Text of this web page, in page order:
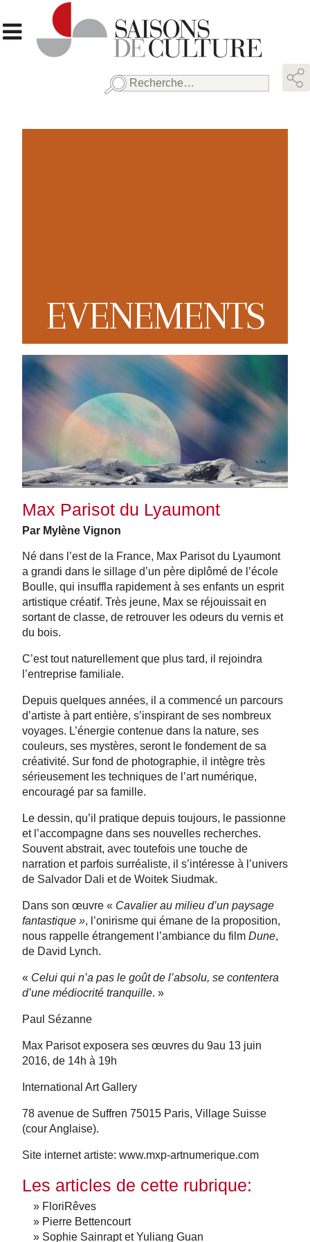
Rechercher :
EVENEMENTS
Max Parisot du Lyaumont
Par Mylène Vignon
Né dans l’est de la France, Max Parisot du Lyaumont
a grandi dans le sillage d’un père diplômé de l’école
Boulle, qui insuffla rapidement à ses enfants un esprit
artistique créatif. Très jeune, Max se réjouissait en
sortant de classe, de retrouver les odeurs du vernis et
du bois.
C’est tout naturellement que plus tard, il rejoindra
l’entreprise familiale.
Depuis quelques années, il a commencé un parcours
d’artiste à part entière, s’inspirant de ses nombreux
voyages. L’énergie contenue dans la nature, ses
couleurs, ses mystères, seront le fondement de sa
créativité. Sur fond de photographie, il intègre très
sérieusement les techniques de l’art numérique,
encouragé par sa famille.
Le dessin, qu’il pratique depuis toujours, le passionne
et l’accompagne dans ses nouvelles recherches.
Souvent abstrait, avec toutefois une touche de
narration et parfois surréaliste, il s’intéresse à l’univers
de Salvador Dali et de Woitek Siudmak.
Dans son œuvre « Cavalier au milieu d’un paysage
fantastique », l’onirisme qui émane de la proposition,
nous rappelle étrangement l’ambiance du film Dune,
de David Lynch.
« Celui qui n’a pas le goût de l’absolu, se contentera
d’une médiocrité tranquille. »
Paul Sézanne
Max Parisot exposera ses œuvres du 9au 13 juin
2016, de 14h à 19h
International Art Gallery
78 avenue de Suffren 75015 Paris, Village Suisse
(cour Anglaise).
Site internet artiste: www.mxp-artnumerique.com
Les articles de cette rubrique:
» FloriRêves
» Pierre Bettencourt
» Sophie Sainrapt et Yuliang Guan